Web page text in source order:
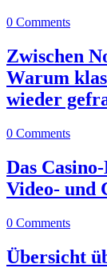
0 Comments
Zwischen
Warum
wieder
0 Comments
Das
Video- und
0 Comments
Übersicht